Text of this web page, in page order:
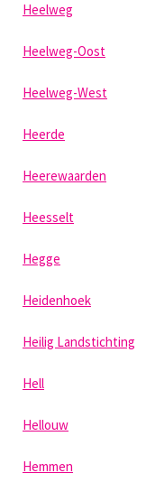
Heelweg
Heelweg-Oost
Heelweg-West
Heerde
Heerewaarden
Heesselt
Hegge
Heidenhoek
Heilig Landstichting
Hell
Hellouw
Hemmen